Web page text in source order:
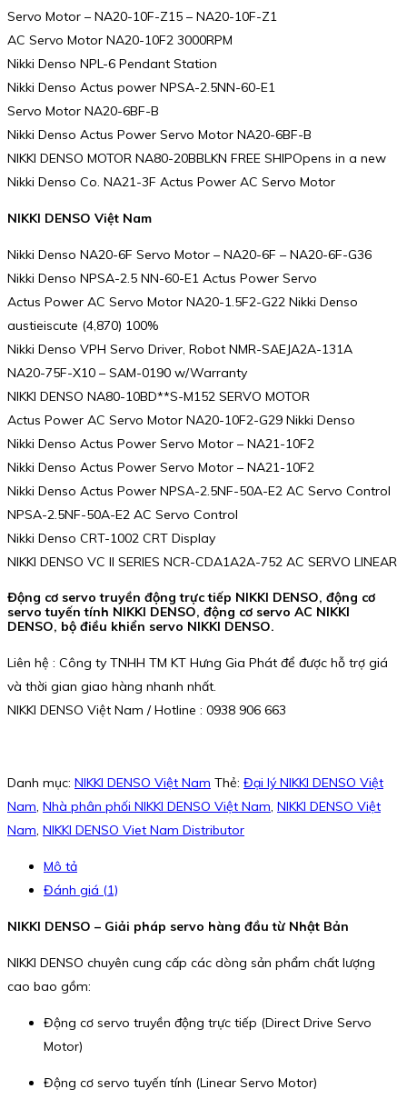
Servo Motor – NA20-10F-Z15 – NA20-10F-Z1
AC Servo Motor NA20-10F2 3000RPM
Nikki Denso NPL-6 Pendant Station
Nikki Denso Actus power NPSA-2.5NN-60-E1
Servo Motor NA20-6BF-B
Nikki Denso Actus Power Servo Motor NA20-6BF-B
NIKKI DENSO MOTOR NA80-20BBLKN FREE SHIPOpens in a new
Nikki Denso Co. NA21-3F Actus Power AC Servo Motor
NIKKI DENSO Việt Nam
Nikki Denso NA20-6F Servo Motor – NA20-6F – NA20-6F-G36
Nikki Denso NPSA-2.5 NN-60-E1 Actus Power Servo
Actus Power AC Servo Motor NA20-1.5F2-G22 Nikki Denso
austieiscute (4,870) 100%
Nikki Denso VPH Servo Driver, Robot NMR-SAEJA2A-131A
NA20-75F-X10 – SAM-0190 w/Warranty
NIKKI DENSO NA80-10BD**S-M152 SERVO MOTOR
Actus Power AC Servo Motor NA20-10F2-G29 Nikki Denso
Nikki Denso Actus Power Servo Motor – NA21-10F2
Nikki Denso Actus Power Servo Motor – NA21-10F2
Nikki Denso Actus Power NPSA-2.5NF-50A-E2 AC Servo Control
NPSA-2.5NF-50A-E2 AC Servo Control
Nikki Denso CRT-1002 CRT Display
NIKKI DENSO VC II SERIES NCR-CDA1A2A-752 AC SERVO LINEAR
Động cơ servo truyền động trực tiếp NIKKI DENSO, động cơ
servo tuyến tính NIKKI DENSO, động cơ servo AC NIKKI
DENSO, bộ điều khiển servo NIKKI DENSO.
Liên hệ : Công ty TNHH TM KT Hưng Gia Phát để được hỗ trợ giá
và thời gian giao hàng nhanh nhất.
NIKKI DENSO Việt Nam / Hotline : 0938 906 663
Danh mục: NIKKI DENSO Việt Nam Thẻ: Đại lý NIKKI DENSO Việt
Nam, Nhà phân phối NIKKI DENSO Việt Nam, NIKKI DENSO Việt
Nam, NIKKI DENSO Viet Nam Distributor
Mô tả
Đánh giá (1)
NIKKI DENSO – Giải pháp servo hàng đầu từ Nhật Bản
NIKKI DENSO chuyên cung cấp các dòng sản phẩm chất lượng
cao bao gồm:
Động cơ servo truyền động trực tiếp (Direct Drive Servo
Motor)
Động cơ servo tuyến tính (Linear Servo Motor)